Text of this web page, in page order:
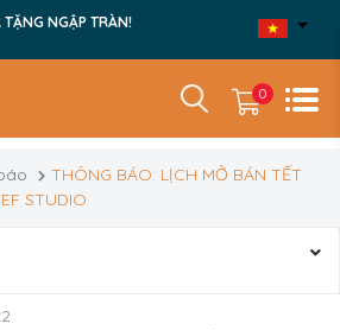
NGẬP TRÀN!
0
THÔNG BÁO: LỊCH MỞ BÁN TẾT
STUDIO